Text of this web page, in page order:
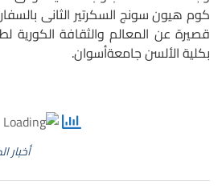
كوم هيون سونج السكرتير الثانى
قصيرة عن المعالم والثقافة الكورية
بكلية الألسن جامعةأسوان.
أخبار